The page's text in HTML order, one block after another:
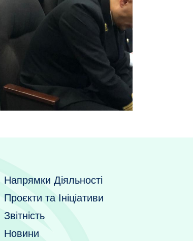
Напрямки Діяльності
Проєкти та Ініціативи
Звітність
Новини